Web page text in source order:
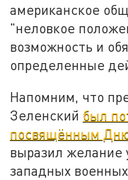
американское
"неловкое
возможность и
определенные
Напомним, что
Зеленский был
посвящённым
выразил желание
западных